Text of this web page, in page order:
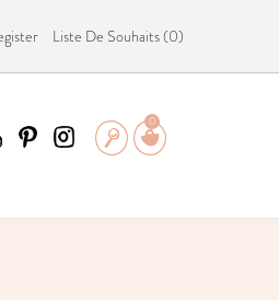
Liste De Souhaits (0)
0